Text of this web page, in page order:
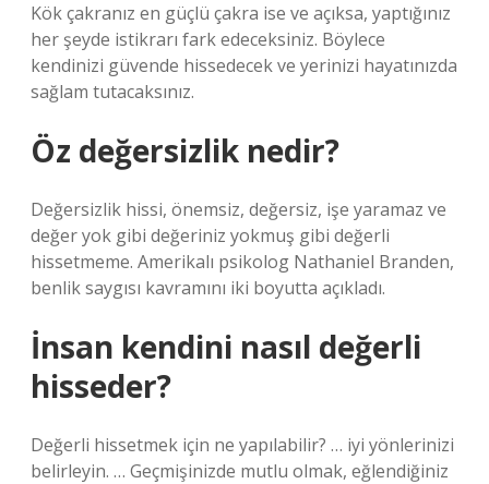
Kök çakranız en güçlü çakra ise ve açıksa, yaptığınız
her şeyde istikrarı fark edeceksiniz. Böylece
kendinizi güvende hissedecek ve yerinizi hayatınızda
sağlam tutacaksınız.
Öz değersizlik nedir?
Değersizlik hissi, önemsiz, değersiz, işe yaramaz ve
değer yok gibi değeriniz yokmuş gibi değerli
hissetmeme. Amerikalı psikolog Nathaniel Branden,
benlik saygısı kavramını iki boyutta açıkladı.
İnsan kendini nasıl değerli
hisseder?
Değerli hissetmek için ne yapılabilir? … iyi yönlerinizi
belirleyin. … Geçmişinizde mutlu olmak, eğlendiğiniz